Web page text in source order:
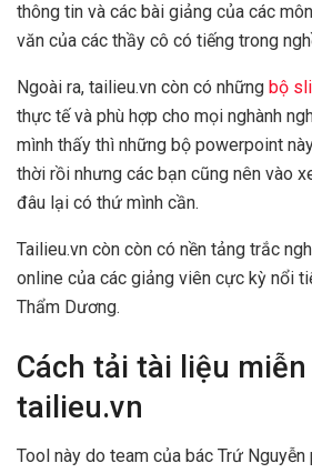
thông tin và các bài giảng của các
văn của các thầy cô có tiếng trong
Ngoài ra, tailieu.vn còn có những bộ
thực tế và phù hợp cho mọi nghành
mình thấy thì những bộ powerpoint
thời rồi nhưng các bạn cũng nên vào
đâu lại có thứ mình cần.
Tailieu.vn còn còn có nền tảng trắc
online của các giảng viên cực kỳ nổi
Thẩm Dương.
Cách tải tài liệu
tailieu.vn
Tool này do team của bác Trứ